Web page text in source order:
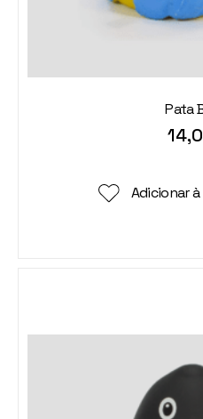
Pata
Adicionar